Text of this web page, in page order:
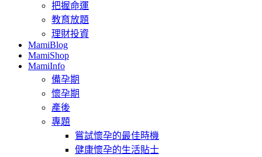
把握命運
教育放題
理財投資
MamiBlog
MamiShop
MamiInfo
備孕期
懷孕期
產後
專題
嘗試懷孕的最佳時機
健康懷孕的生活貼士